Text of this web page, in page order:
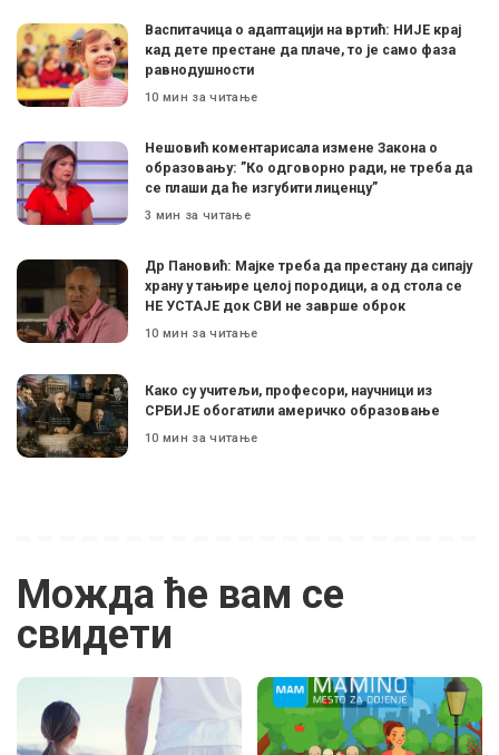
Васпитачица о адаптацији на вртић: НИЈЕ крај
кад дете престане да плаче, то је само фаза
равнодушности
10 мин за читање
Нешовић коментарисала измене Закона о
образовању: ”Ко одговорно ради, не треба да
се плаши да ће изгубити лиценцу”
3 мин за читање
Др Пановић: Мајке треба да престану да сипају
храну у тањире целој породици, а од стола се
НЕ УСТАЈЕ док СВИ не заврше оброк
10 мин за читање
Како су учитељи, професори, научници из
СРБИЈЕ обогатили америчко образовање
10 мин за читање
Можда ће вам се
свидети